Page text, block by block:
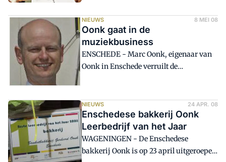
NIEUWS 8 MEI 08
Oonk gaat in de
muziekbusiness
ENSCHEDE - Marc Oonk, eigenaar van
Oonk in Enschede verruilt de
zingen. Oonk heeft een deal gesloten met
zanger Dennis van Dijkhuizen.
NIEUWS 24 APR. 08
Enschedese bakkerij Oonk
Leerbedrijf van het Jaar
WAGENINGEN - De Enschedese
bakkerij Oonk is op 23 april uitgeroepen